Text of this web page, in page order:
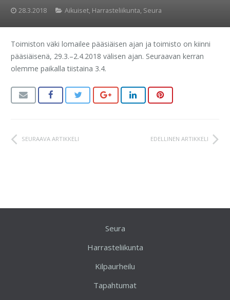
28.3.2018 Aikuiset, Harrasteliikunta, Seura
Toimiston väki lomailee pääsiäisen ajan ja toimisto on kiinni
pääsiäisenä, 29.3.–2.4.2018 välisen ajan. Seuraavan kerran
olemme paikalla tiistaina 3.4.
EDELLINEN ARTIKKELI
SEURAAVA ARTIKKELI
Seura
Harrasteliikunta
Kilpaurheilu
Tapahtumat